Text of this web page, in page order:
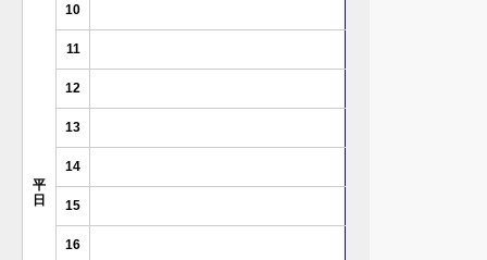
平
日
10
11
12
13
14
15
16